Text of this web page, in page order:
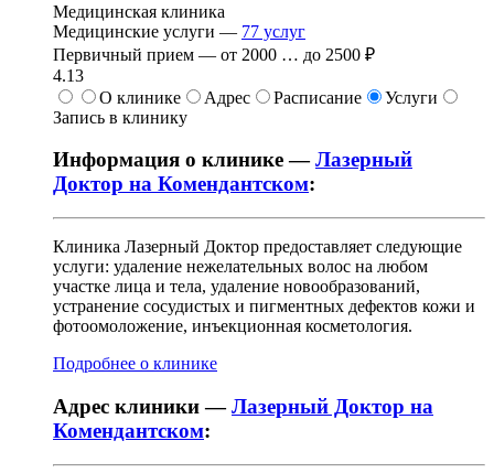
Медицинская клиника
Медицинские услуги — 77 услуг
Первичный прием — от 2000 … до 2500 ₽
4.13
О клинике
Адрес Расписание
Услуги
Запись в клинику
Информация о клинике —Лазерный
Доктор на Комендантском:
Клиника Лазерный Доктор предоставляет следующие
услуги: удаление нежелательных волос на любом
участке лица и тела, удаление новообразований,
устранение сосудистых и пигментных дефектов кожи и
фотоомоложение, инъекционная косметология.
Подробнее о клинике
Адрес клиники —Лазерный Доктор на
Комендантском: